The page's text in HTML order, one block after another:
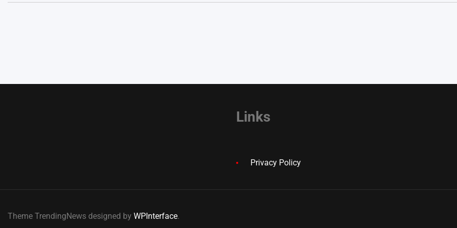
Links
Privacy Policy
Theme TrendingNews designed by WPInterface.